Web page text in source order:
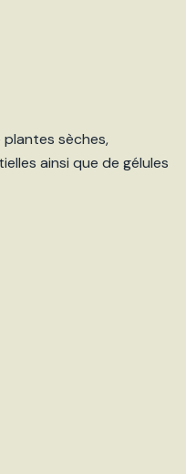
plantes sèches,
ainsi que de gélules